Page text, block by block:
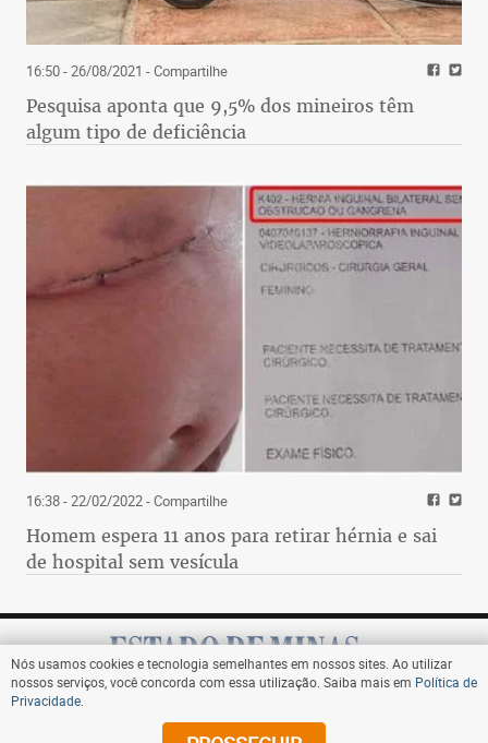
16:50 - 26/08/2021 - Compartilhe
Pesquisa aponta que 9,5% dos mineiros têm
algum tipo de deficiência
16:38 - 22/02/2022- Compartilhe
Homem espera 11 anos para retirar hérnia e sai
de hospital sem vesícula
Assine
Nós usamos cookies e tecnologia semelhantes em nossos sites. Ao utilizar
nossos serviços, você concorda com essa utilização. Saiba mais em Política de
Privacidade